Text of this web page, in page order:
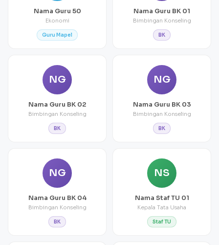
Nama Guru 50
Ekonomi
Guru Mapel
Nama Guru BK 01
Bimbingan Konseling
BK
NG
Nama Guru BK 02
Bimbingan Konseling
BK
NG
Nama Guru BK 03
Bimbingan Konseling
BK
NG
Nama Guru BK 04
Bimbingan Konseling
BK
NS
Nama Staf TU 01
Kepala Tata Usaha
Staf TU